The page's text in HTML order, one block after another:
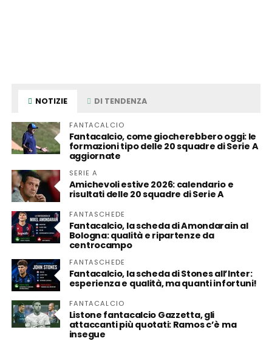
NOTIZIE DI TENDENZA
FANTACALCIO
Fantacalcio, come giocherebbero oggi: le
formazioni tipo delle 20 squadre di Serie A
aggiornate
SERIE A
Amichevoli estive 2026: calendario e
risultati delle 20 squadre di Serie A
FANTASCHEDE
Fantacalcio, la scheda di Amondarain al
Bologna: qualità e ripartenze da
centrocampo
FANTASCHEDE
Fantacalcio, la scheda di Stones all’Inter:
esperienza e qualità, ma quanti infortuni!
FANTACALCIO
Listone fantacalcio Gazzetta, gli
attaccanti più quotati: Ramos c’è ma
insegue